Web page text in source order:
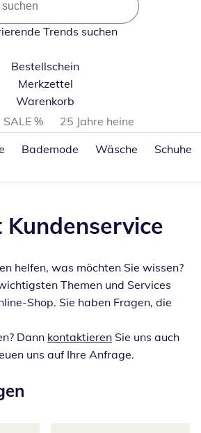
Trends suchen
Bestellschein
Merkzettel
Warenkorb
SALE %
25 Jahre heine
Bademode Wäsche Schuhe
Kundenservice
helfen, was möchten Sie wissen?
Themen und Services
Shop. Sie haben Fragen, die
Dann kontaktieren Sie uns auch
uns auf Ihre Anfrage.